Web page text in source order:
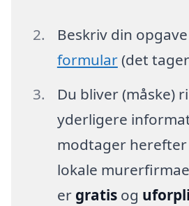
Beskriv din
formular(det
Du bliver (måske)
yderligere
modtager
lokale
er gratisog